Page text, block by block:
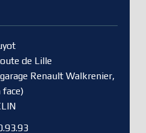
de Lille
Renault Walkrenier,
face)